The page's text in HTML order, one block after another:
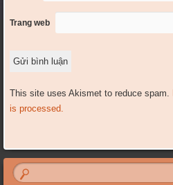
Trang web
This site uses Akismet to reduce spam.
is processed.